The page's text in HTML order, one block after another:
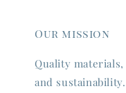
Our mission
Quality
and sustainability.